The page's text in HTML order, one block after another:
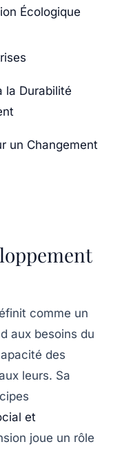
Écologique
la Durabilité
un Changement
comme un
aux besoins du
des
leurs. Sa
et
joue un rôle